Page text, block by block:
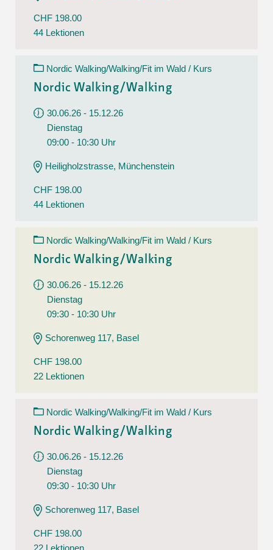
CHF 198.00
44 Lektionen
Nordic Walking/Walking/Fit im Wald / Kurs
Nordic Walking/Walking
30.06.26 - 15.12.26
Dienstag
09:00 - 10:30 Uhr
Heiligholzstrasse, Münchenstein
CHF 198.00
44 Lektionen
Nordic Walking/Walking/Fit im Wald / Kurs
Nordic Walking/Walking
30.06.26 - 15.12.26
Dienstag
09:30 - 10:30 Uhr
Schorenweg 117, Basel
CHF 198.00
22 Lektionen
Nordic Walking/Walking/Fit im Wald / Kurs
Nordic Walking/Walking
30.06.26 - 15.12.26
Dienstag
09:30 - 10:30 Uhr
Schorenweg 117, Basel
CHF 198.00
22 Lektionen